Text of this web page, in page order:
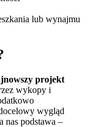
lub wynajmu
projekt
wykopy i
wygląd
nas podstawa –